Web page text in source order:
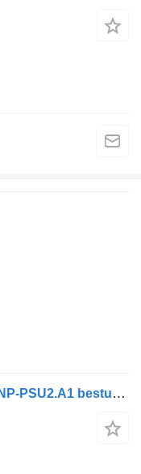
Maestronic LIONS CITY (01.04-) MNP-PSU2.A1 besturingseenheid voor MAN bus